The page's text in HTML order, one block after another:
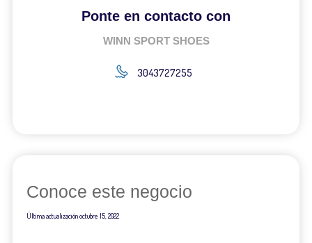
Ponte en contacto con
WINN SPORT SHOES
3043727255
Conoce este negocio
Última actualizaciónoctubre 15, 2022